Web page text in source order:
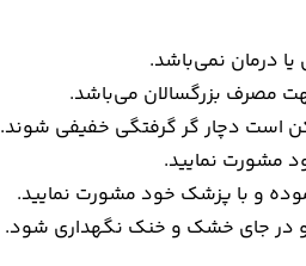
درمان نمی‌باشد.
مصرف بزرگسالان می‌باشد.
است دچار گر گرفتگی خفیفی شوند.
مشورت نمایید.
و با پزشک خود مشورت نمایید.
و در جای خشک و خنک نگهداری شود.